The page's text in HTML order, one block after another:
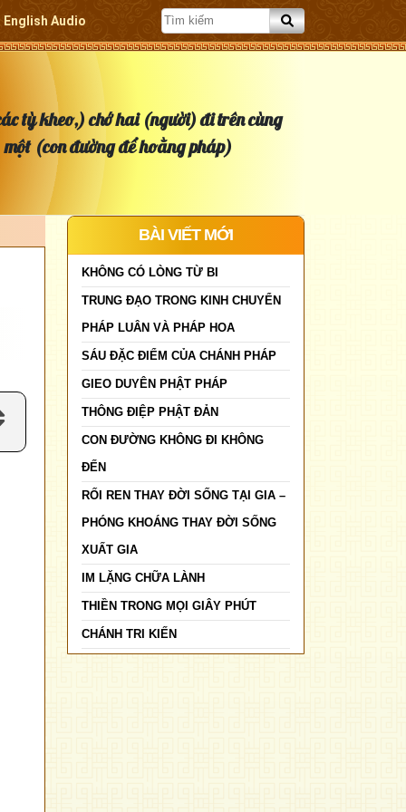
English Audio
tỳ kheo,) chớ hai (người) đi trên cùng
một (con đường để hoằng pháp)
BÀI VIẾT MỚI
KHÔNG CÓ LÒNG TỪ BI
TRUNG ĐẠO TRONG KINH CHUYỂN
PHÁP LUÂN VÀ PHÁP HOA
SÁU ĐẶC ĐIỂM CỦA CHÁNH PHÁP
GIEO DUYÊN PHẬT PHÁP
THÔNG ĐIỆP PHẬT ĐẢN
CON ĐƯỜNG KHÔNG ĐI KHÔNG
ĐẾN
RỐI REN THAY ĐỜI SỐNG TẠI GIA –
PHÓNG KHOÁNG THAY ĐỜI SỐNG
XUẤT GIA
IM LẶNG CHỮA LÀNH
THIỀN TRONG MỌI GIÂY PHÚT
CHÁNH TRI KIẾN